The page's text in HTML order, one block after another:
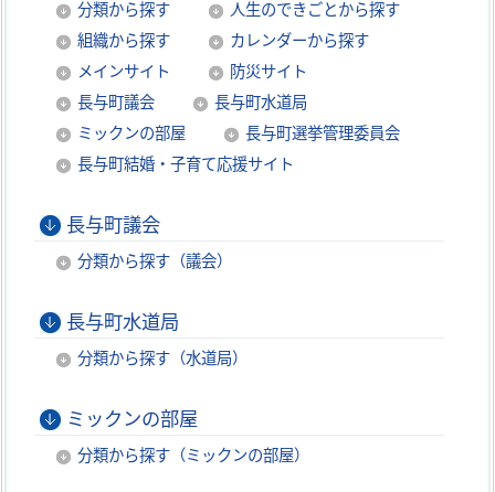
分類から探す
人生のできごとから探す
組織から探す
カレンダーから探す
メインサイト
防災サイト
長与町議会
長与町水道局
ミックンの部屋
長与町選挙管理委員会
長与町結婚・子育て応援サイト
長与町議会
分類から探す（議会）
長与町水道局
分類から探す（水道局）
ミックンの部屋
分類から探す（ミックンの部屋）